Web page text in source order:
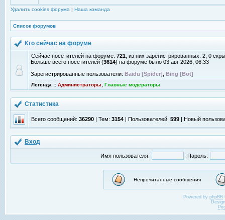
Удалить cookies форума | Наша команда
Список форумов
Кто сейчас на форуме
Сейчас посетителей на форуме: 721 , из них зарегистрированных: 2, 0
Больше всего посетителей (3614) на форуме было 03 авг 2026, 06:33
Зарегистрированные пользователи: Baidu [Spider] Bing [Bot]
Легенда :: Администраторы Главные модераторы
Статистика
Всего сообщений: 36290 | Тем: 3154 | Пользователей: 599 | Новый
Вход
Имя пользователя: Пароль:
Непрочитанные сообщения
Powered by phpBB